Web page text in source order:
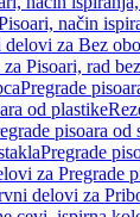
način
delovi za Bez
Pisoari, rad
Pregrade
od plastike
pisoara od
Pregrade
za Pregrade
delovi za